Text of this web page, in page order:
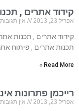
קידוד אתרים ,
אפריל 23, 2013 אין תגובות
קידוד אתרים , תכנות
תכנות אתרים , פיתוח
Read More »
רייכמן פתרונות
אפריל 23, 2013 אין תגובות